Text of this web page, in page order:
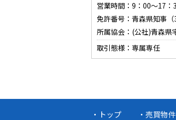
営業時間：9：00～17：
免許番号：青森県知事
所属協会：(公社)青森県
取引態様：専属専任
トップ 売買物